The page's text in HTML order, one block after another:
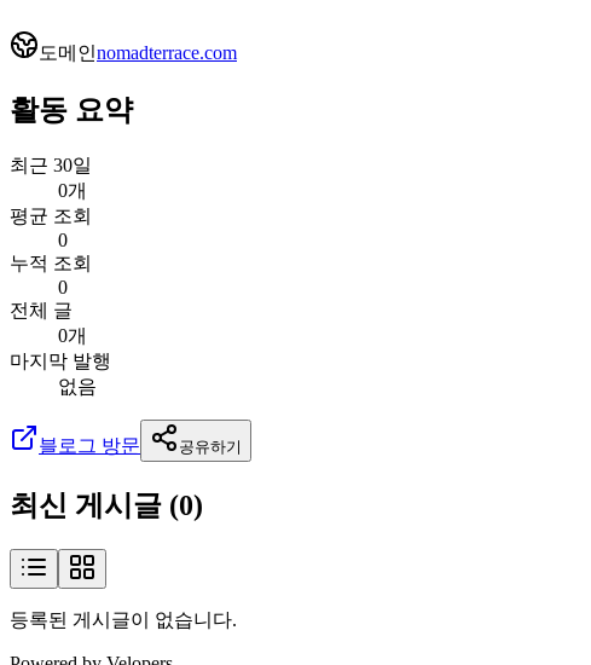
도메인nomadterrace.com
활동 요약
최근 30일
0개
평균 조회
0
누적 조회
0
전체 글
0개
마지막 발행
없음
블로그 방문 공유하기
최신 게시글 (0)
등록된 게시글이 없습니다.